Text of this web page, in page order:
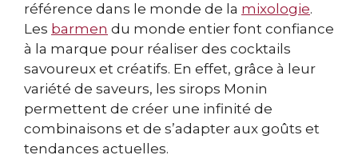
référence dans le monde de la mixologie.
Les barmen du monde entier font confiance
à la marque pour réaliser des cocktails
savoureux et créatifs. En effet, grâce à leur
variété de saveurs, les sirops Monin
permettent de créer une infinité de
combinaisons et de s’adapter aux goûts et
tendances actuelles.